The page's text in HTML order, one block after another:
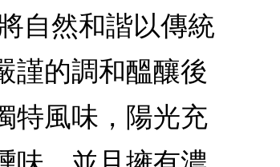
自然和諧以傳統
謹的調和醞釀後
特風味，陽光充